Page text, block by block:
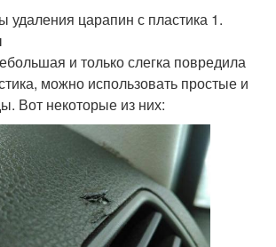
царапин с пластика 1.
и только слегка повредила
можно использовать простые и
Вот некоторые из них: